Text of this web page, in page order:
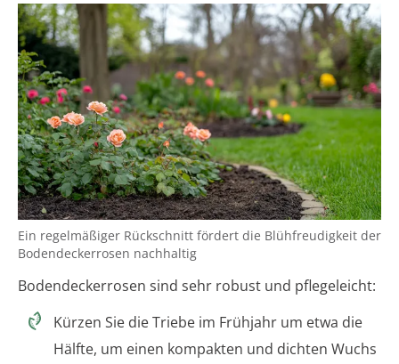
Ein regelmäßiger Rückschnitt fördert die Blühfreudigkeit der
Bodendeckerrosen nachhaltig
Bodendeckerrosen sind sehr robust und pflegeleicht:
Kürzen Sie die Triebe im Frühjahr um etwa die
Hälfte, um einen kompakten und dichten Wuchs